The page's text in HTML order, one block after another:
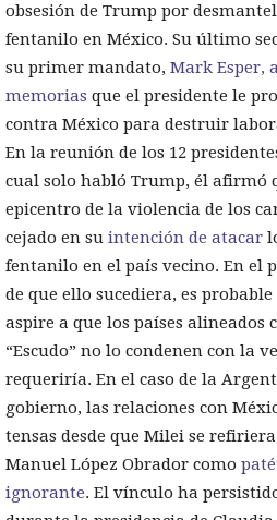
obsesión de Trump por
fentanilo en México. Su último
su primer mandato, Mark Esper,
memorias que el presidente le
contra México para destruir
En la reunión de los 12
cual solo habló Trump, él afirmó
epicentro de la violencia de los
cejado en su intención de atacar
fentanilo en el país vecino. En el
de que ello sucediera, es
aspire a que los países alineados
“Escudo” no lo condenen con la
requeriría. En el caso de la
gobierno, las relaciones con
tensas desde que Milei se
Manuel López Obrador como
ignorante. El vínculo ha